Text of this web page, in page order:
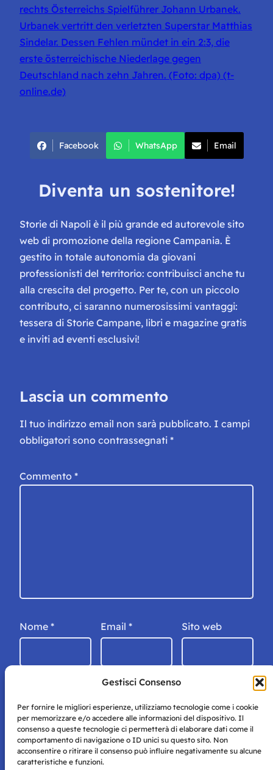
Gestisci Consenso
Per fornire le migliori esperienze, utilizziamo tecnologie come i cookie
per memorizzare e/o accedere alle informazioni del dispositivo. Il
consenso a queste tecnologie ci permetterà di elaborare dati come il
comportamento di navigazione o ID unici su questo sito. Non
acconsentire o ritirare il consenso può influire negativamente su alcune
caratteristiche e funzioni.
rechts Österreichs Spielführer Johann Urbanek.
Urbanek vertritt den verletzten Superstar Matthias
Sindelar. Dessen Fehlen mündet in ein 2:3, die
erste österreichische Niederlage gegen
Deutschland nach zehn Jahren. (Foto: dpa) (t-
online.de)
Facebook WhatsApp Email
Diventa un sostenitore!
Storie di Napoli è il più grande ed autorevole sito
web di promozione della regione Campania. È
gestito in totale autonomia da giovani
professionisti del territorio: contribuisci anche tu
alla crescita del progetto. Per te, con un piccolo
contributo, ci saranno numerosissimi vantaggi:
tessera di Storie Campane, libri e magazine gratis
e inviti ad eventi esclusivi!
Lascia un commento
Il tuo indirizzo email non sarà pubblicato. I campi
obbligatori sono contrassegnati *
Commento *
Nome * Email * Sito web